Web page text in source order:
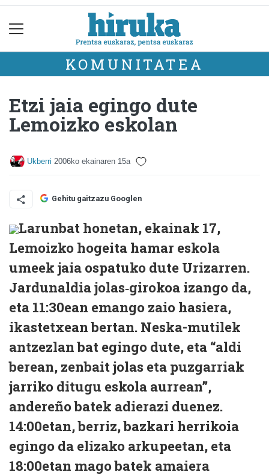
KOMUNITATEA
Etzi jaia egingo dute
Lemoizko eskolan
Ukberri 2006ko ekainaren 15a
Gehitu gaitzazu Googlen
Larunbat honetan, ekainak 17,
Lemoizko hogeita hamar eskola
umeek jaia ospatuko dute Urizarren.
Jardunaldia jolas‑girokoa izango da,
eta 11:30ean emango zaio hasiera,
ikastetxean bertan. Neska-mutilek
antzezlan bat egingo dute, eta “aldi
berean, zenbait jolas eta puzgarriak
jarriko ditugu eskola aurrean”,
andereño batek adierazi duenez.
14:00etan, berriz, bazkari herrikoia
egingo da elizako arkupeetan, eta
18:00etan mago batek amaiera